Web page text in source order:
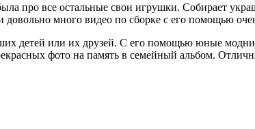
про все остальные свои игрушки. Собирает
довольно много видео по сборке с его помощью
детей или их друзей. С его помощью юные
фото на память в семейный альбом.